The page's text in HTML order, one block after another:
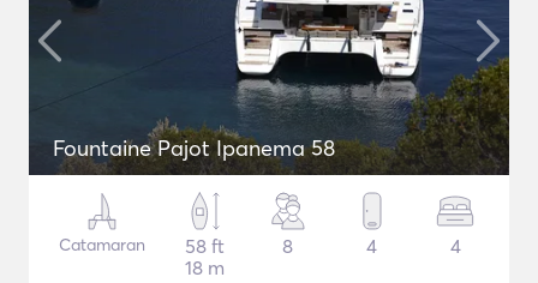
Fountaine Pajot Ipanema 58
Catamaran
58 ft
18 m
8 4 4